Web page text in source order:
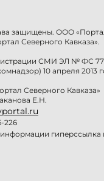
защищены. ООО
Северного Кавказа».
СМИ ЭЛ № ФС
10 апреля 2013
Северного Кавказа»
Е.Н.
226
гиперссылка